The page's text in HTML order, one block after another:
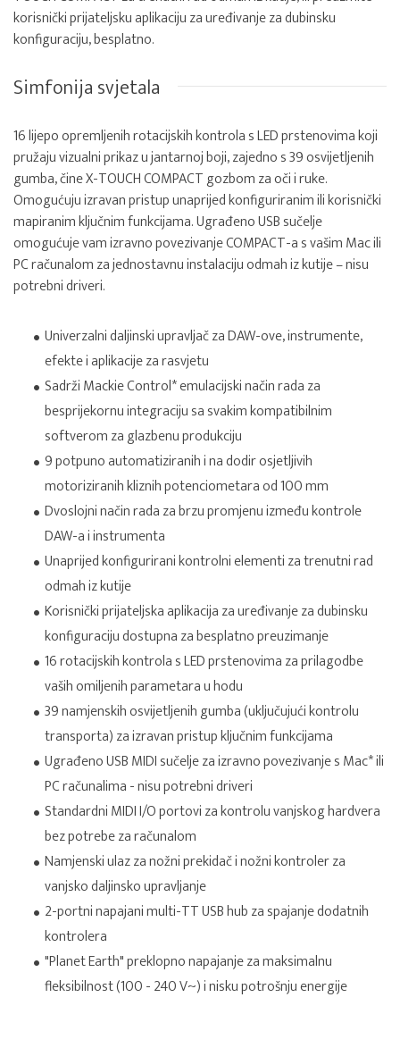
korisnički prijateljsku aplikaciju za uređivanje za dubinsku
konfiguraciju, besplatno.
Simfonija svjetala
16 lijepo opremljenih rotacijskih kontrola s LED prstenovima koji
pružaju vizualni prikaz u jantarnoj boji, zajedno s 39 osvijetljenih
gumba, čine X-TOUCH COMPACT gozbom za oči i ruke.
Omogućuju izravan pristup unaprijed konfiguriranim ili korisnički
mapiranim ključnim funkcijama. Ugrađeno USB sučelje
omogućuje vam izravno povezivanje COMPACT-a s vašim Mac ili
PC računalom za jednostavnu instalaciju odmah iz kutije – nisu
potrebni driveri.
Univerzalni daljinski upravljač za DAW-ove, instrumente,
efekte i aplikacije za rasvjetu
Sadrži Mackie Control* emulacijski način rada za
besprijekornu integraciju sa svakim kompatibilnim
softverom za glazbenu produkciju
9 potpuno automatiziranih i na dodir osjetljivih
motoriziranih kliznih potenciometara od 100 mm
Dvoslojni način rada za brzu promjenu između kontrole
DAW-a i instrumenta
Unaprijed konfigurirani kontrolni elementi za trenutni rad
odmah iz kutije
Korisnički prijateljska aplikacija za uređivanje za dubinsku
konfiguraciju dostupna za besplatno preuzimanje
16 rotacijskih kontrola s LED prstenovima za prilagodbe
vaših omiljenih parametara u hodu
39 namjenskih osvijetljenih gumba (uključujući kontrolu
transporta) za izravan pristup ključnim funkcijama
Ugrađeno USB MIDI sučelje za izravno povezivanje s Mac* ili
PC računalima - nisu potrebni driveri
Standardni MIDI I/O portovi za kontrolu vanjskog hardvera
bez potrebe za računalom
Namjenski ulaz za nožni prekidač i nožni kontroler za
vanjsko daljinsko upravljanje
2-portni napajani multi-TT USB hub za spajanje dodatnih
kontrolera
"Planet Earth" preklopno napajanje za maksimalnu
fleksibilnost (100 - 240 V~) i nisku potrošnju energije